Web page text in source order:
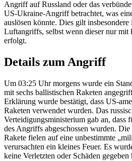
Angriff auf Russland oder das
US-Ukraine-Angriff betrachtet, was
auslösen könnte. Dies gilt insbesondere
Luftangriffs, selbst wenn dieser nur mit
erfolgt.
Details zum Angriff
Um 03:25 Uhr morgens wurde ein
mit sechs ballistischen Raketen
Erklärung wurde bestätigt, dass US-
Raketen verwendet wurden. Das
Verteidigungsministerium gab an, dass
des Angriffs abgeschossen wurden. Die
Rakete fielen auf eine unbestimmte
verursachten ein kleines Feuer. Es
keine Verletzten oder Schäden gegeben